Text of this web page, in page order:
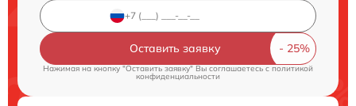
Оставить заявку
Нажимая на кнопку "Оставить заявку" Вы соглашаетесь cполитикой
конфиденциальности